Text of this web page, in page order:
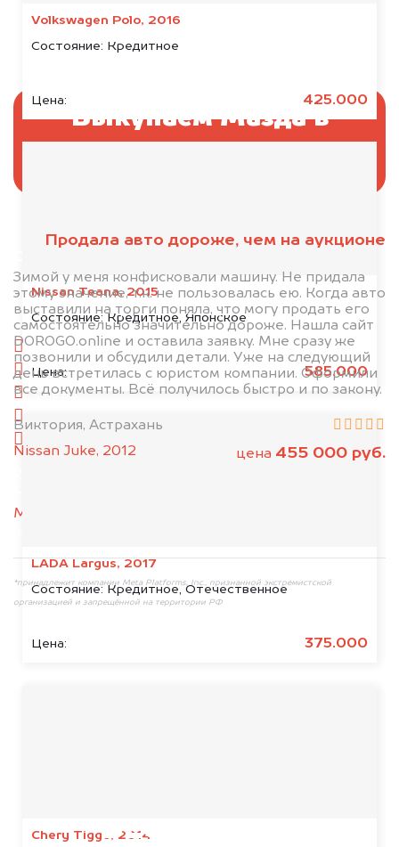
Volkswagen Polo, 2016
Состояние: Кредитное
Цена: 425.000
Nissan Teana, 2015
Состояние: Кредитное, Японское
Цена: 585.000
LADA Largus, 2017
Состояние: Кредитное, Отечественное
Цена: 375.000
Chery Tiggo, 2014
Продала авто дороже, чем на аукционе
Зимой у меня конфисковали машину. Не придала
этому значение, т.к. не пользовалась ею. Когда авто
выставили на торги поняла, что могу продать его
самостоятельно значительно дороже. Нашла сайт
DOROGO.online и оставила заявку. Мне сразу же
позвонили и обсудили детали. Уже на следующий
день встретилась с юристом компании. Оформили
все документы. Всё получилось быстро и по закону.
Виктория, Астрахань
Nissan Juke, 2012
цена 455 000 руб.
Выкупаем Мазда в
минуту эксперт-оценщик назовёт сумму.
1. Сфотографируйте машину:
спереди
сзади
слева
MAX
*принадлежит компании Meta Platforms, Inc., признанной экстремистской
организацией и запрещённой на территории РФ
БЕСПЛАТНО